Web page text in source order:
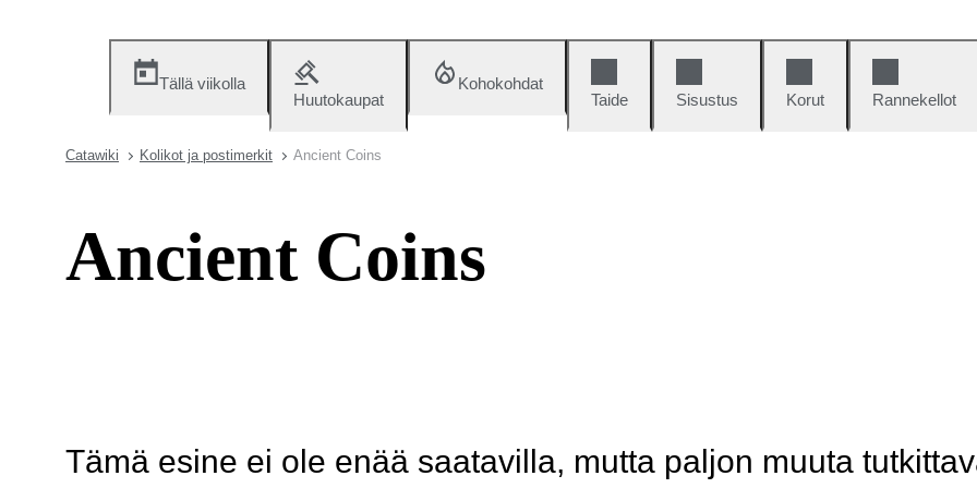
Tällä viikolla
Huutokaupat
Kohokohdat
Taide
Sisustus Korut Rannekellot
Catawiki Kolikot ja postimerkit Ancient Coins
Ancient Coins
Tämä esine ei ole enää saatavilla, mutta paljon muuta